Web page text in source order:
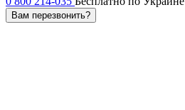
Вам перезвонить?